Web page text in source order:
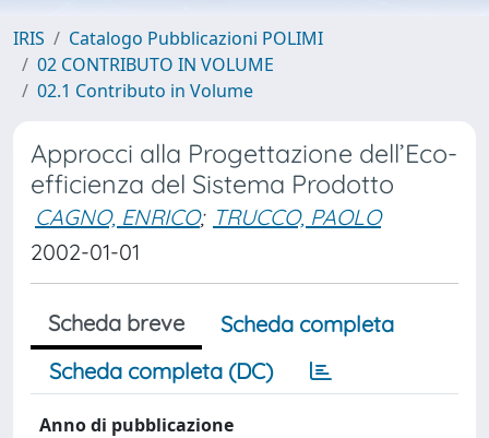
IRIS
Catalogo Pubblicazioni POLIMI
02 CONTRIBUTO IN VOLUME
02.1 Contributo in Volume
Approcci alla Progettazione dell’Eco-
efficienza del Sistema Prodotto
CAGNO, ENRICO; TRUCCO, PAOLO
2002-01-01
Scheda breve
Scheda completa
Scheda completa (DC)
Anno di pubblicazione